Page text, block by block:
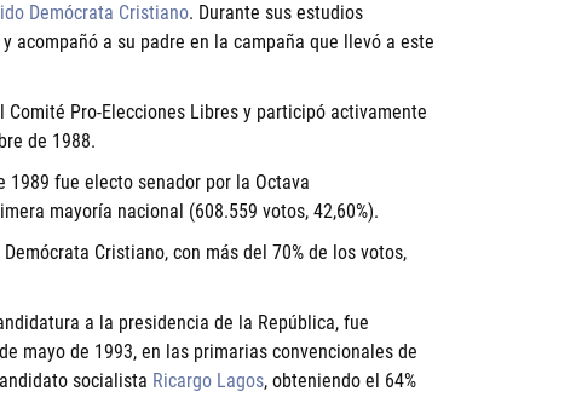
Demócrata Cristiano. Durante sus estudios
a su padre en la campaña que llevó a este
Pro-Elecciones Libres y participó activamente
de 1988.
fue electo senador por la Octava
mayoría nacional (608.559 votos, 42,60%).
Cristiano, con más del 70% de los votos,
a la presidencia de la República, fue
mayo de 1993, en las primarias convencionales de
socialista Ricargo Lagos, obteniendo el 64%